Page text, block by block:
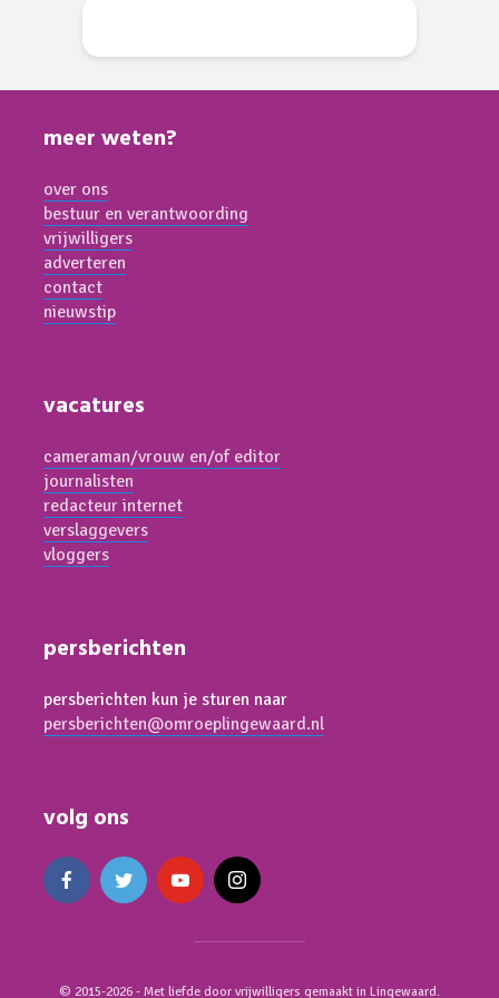
meer weten?
over ons
bestuur en verantwoording
vrijwilligers
adverteren
contact
nieuwstip
vacatures
cameraman/vrouw en/of editor
journalisten
redacteur internet
verslaggevers
vloggers
persberichten
persberichten kun je sturen naar
persberichten@omroeplingewaard.nl
volg ons
© 2015-2026 - Met liefde door vrijwilligers gemaakt in Lingewaard.